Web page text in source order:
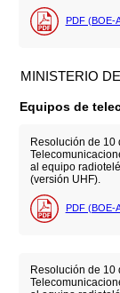
PDF (BOE-
MINISTERIO
Equipos de
Resolución de 10
al equipo
(versión UHF).
PDF (BOE-
Resolución de 10